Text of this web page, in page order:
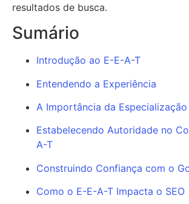
resultados de busca.
Sumário
Introdução ao E-E-A-T
Entendendo a Experiência
A Importância da Especialização
Estabelecendo Autoridade no
A-T
Construindo Confiança com o
Como o E-E-A-T Impacta o SEO